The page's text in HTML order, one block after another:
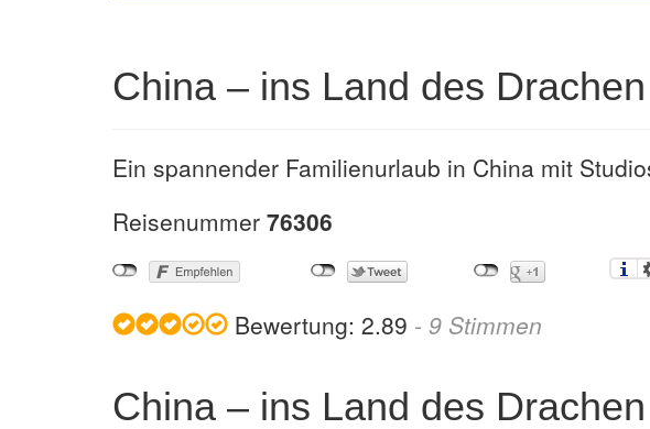
China – ins Land des Drachen
Ein spannender Familienurlaub in China mit
Reisenummer 76306
Bewertung: 2.89 - 9 Stimmen
China – ins Land des Drachen